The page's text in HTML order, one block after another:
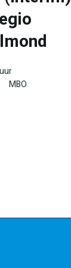
MBO